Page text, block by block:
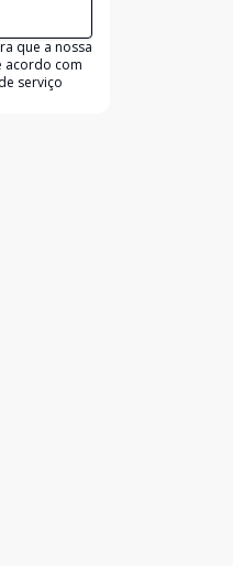
que a nossa
acordo com
serviço